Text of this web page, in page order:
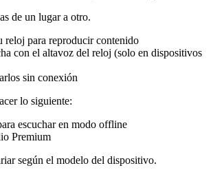
de un lugar a otro.
reloj para reproducir contenido
con el altavoz del reloj (solo en dispositivos
sin conexión
lo siguiente:
escuchar en modo offline
Premium
según el modelo del dispositivo.